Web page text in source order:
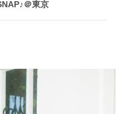
＠東京